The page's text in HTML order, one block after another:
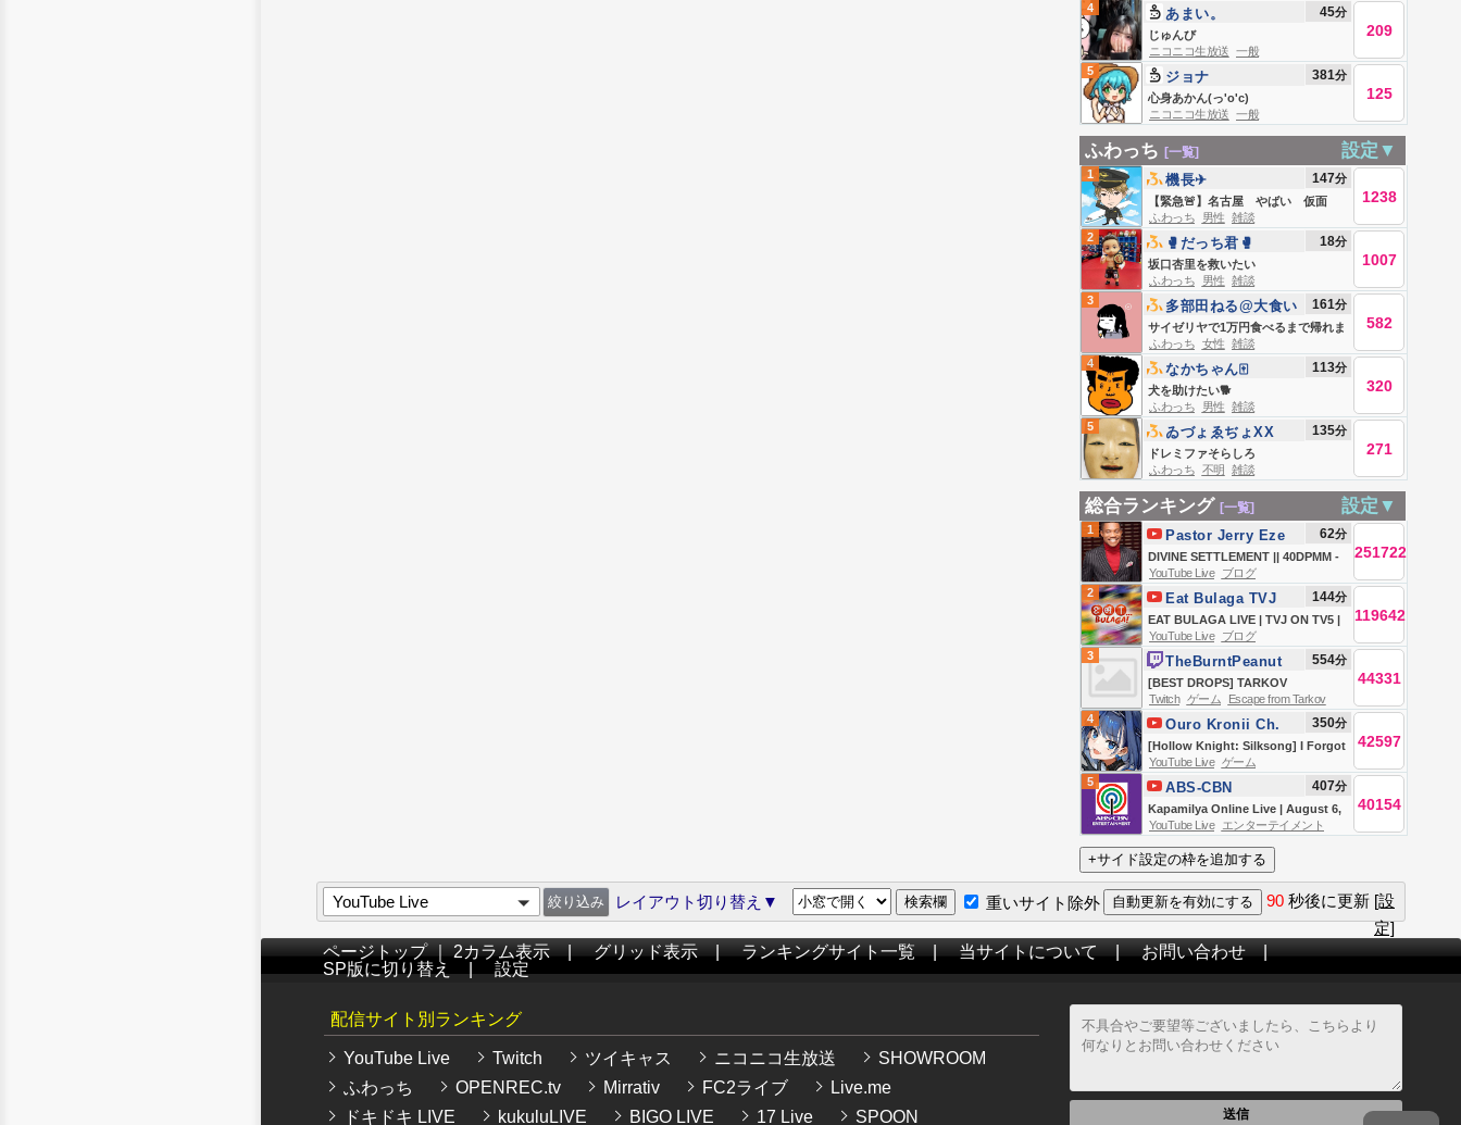
4
じゅんび
あまい。 45分
209
ニコニコ生放送 一般
5
心身あかん(っ'o'c)
ジョナ 381分
125
ニコニコ生放送 一般
ふわっち [一覧] 設定▼
1
【緊急🚨】名古屋 やばい 仮面
機長✈︎ 147分
1238
ふわっち 男性 雑談
2
坂口杏里を救いたい
🥊だっち君🥊 18分
1007
ふわっち 男性 雑談
3
サイゼリヤで1万円食べるまで帰れま
せん【第925回】
多部田ねる@大食い 161分
582
ふわっち 女性 雑談
4
犬を助けたい🐕
なかちゃん🀄️ 113分
320
ふわっち 男性 雑談
5
ドレミファそらしろ
ゐづょゑぢょXX 135分
271
ふわっち 不明 雑談
総合ランキング [一覧] 設定▼
1
DIVINE SETTLEMENT || 40DPMM -
DAY 25 || NSPPD || 6TH AUGUST
2026
Pastor Jerry Eze 62分
251722
YouTube Live
ブログ
2
EAT BULAGA LIVE | TVJ ON TV5 |
AUGUST 6, 2026
Eat Bulaga TVJ 144分
119642
YouTube Live
ブログ
3
[BEST DROPS] TARKOV
SEASONAL | DAY 3 | HutchMF x
GIMMICK | WACKADOODLE
WEDNESDAY | #BUNGULATE
TheBurntPeanut 554分
44331
Twitch ゲーム
Escape from Tarkov
4
[Hollow Knight: Silksong] I Forgot
| #7
Ouro Kronii Ch.
hololive-EN
350分
42597
YouTube Live ゲーム
5
Kapamilya Online Live | August 6,
2026
ABS-CBN
Entertainment
407分
40154
YouTube Live エンターテイメント
YouTube Live レイアウト切り替え▼ 重いサイト除外 90 秒後に更新 [設
定]
ページトップ｜2カラム表示|グリッド表示|ランキングサイト一覧|当サイトについて|お問い合わせ|
SP版に切り替え
設定
配信サイト別ランキング
YouTube Live Twitch ツイキャス ニコニコ生放送
SHOWROOM
ふわっち
OPENREC.tv Mirrativ FC2ライブ
Live.me
ドキドキ LIVE
kukuluLIVE BIGO LIVE 17 Live SPOON 送信